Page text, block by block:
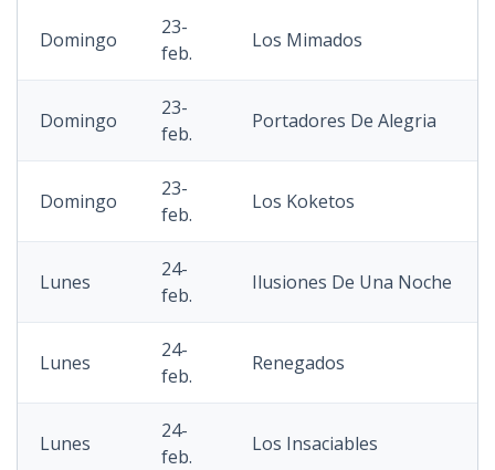
Domingo
23-
feb.
Los Mimados
Domingo
23-
feb.
Portadores De Alegria
Domingo
23-
feb.
Los Koketos
Lunes
24-
feb.
Ilusiones De Una Noche
Lunes
24-
feb.
Renegados
Lunes
24-
feb.
Los Insaciables